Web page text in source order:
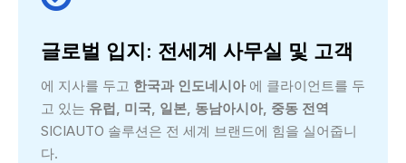
글로벌 입지: 전세계 사무실 및 고객
에 지사를 두고 한국과 인도네시아 에 클라이언트를 두
고 있는 유럽, 미국, 일본, 동남아시아, 중동 전역
SICIAUTO 솔루션은 전 세계 브랜드에 힘을 실어줍니
다.